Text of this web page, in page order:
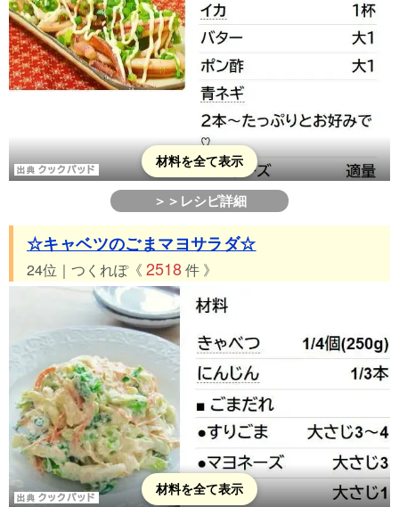
材料を全て表示
＞＞レシピ詳細
☆キャベツのごまマヨサラダ☆
24位｜つくれぽ《 2518件 》
材料を全て表示